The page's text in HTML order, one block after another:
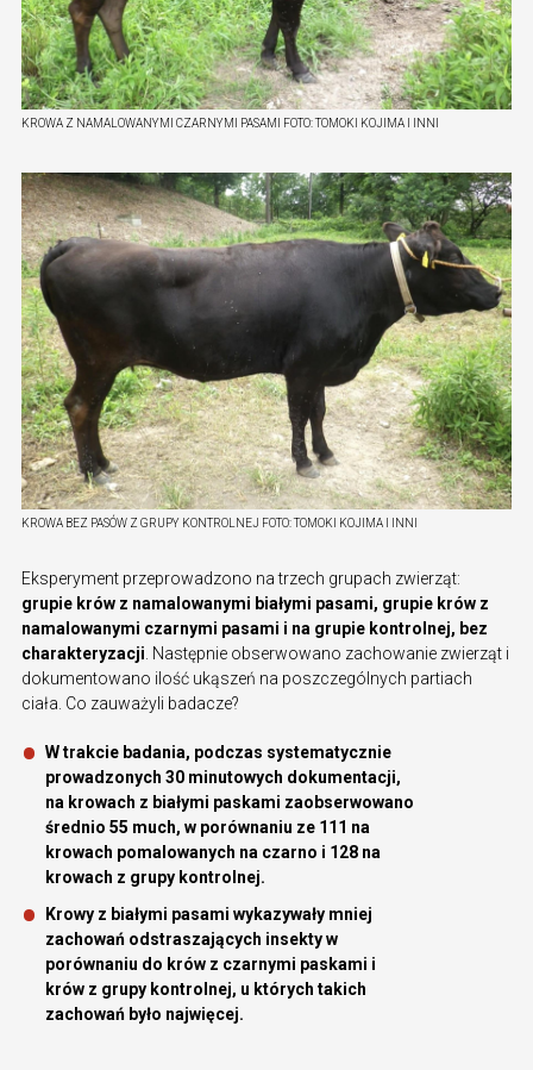
KROWA Z NAMALOWANYMI CZARNYMI PASAMI FOTO:TOMOKI KOJIMA I INNI
KROWA BEZ PASÓW Z GRUPY KONTROLNEJ FOTO:TOMOKI KOJIMA I INNI
Eksperyment przeprowadzono na trzech grupach zwierząt:
grupie krów z namalowanymi białymi pasami, grupie krów z
namalowanymi czarnymi pasami i na grupie kontrolnej, bez
charakteryzacji . Następnie obserwowano zachowanie zwierząt i
dokumentowano ilość ukąszeń na poszczególnych partiach
ciała. Co zauważyli badacze?
W trakcie badania, podczas systematycznie
prowadzonych 30 minutowych dokumentacji,
na krowach z białymi paskami zaobserwowano
średnio 55 much, w porównaniu ze 111 na
krowach pomalowanych na czarno i 128 na
krowach z grupy kontrolnej.
Krowy z białymi pasami wykazywały mniej
zachowań odstraszających insekty w
porównaniu do krów z czarnymi paskami i
krów z grupy kontrolnej, u których takich
zachowań było najwięcej.